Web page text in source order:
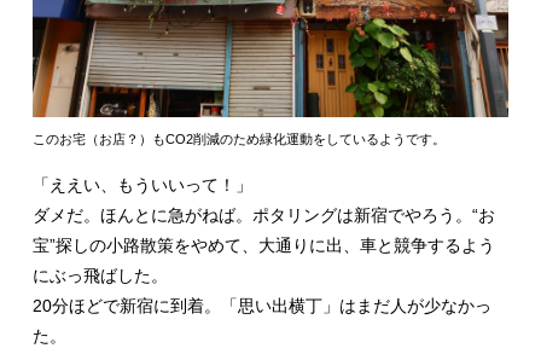
このお宅（お店？）もCO2削減のため緑化運動をしているようです。
「ええい、もういいって！」
ダメだ。ほんとに急がねば。ポタリングは新宿でやろう。“お
宝”探しの小路散策をやめて、大通りに出、車と競争するよう
にぶっ飛ばした。
20分ほどで新宿に到着。「思い出横丁」はまだ人が少なかっ
た。